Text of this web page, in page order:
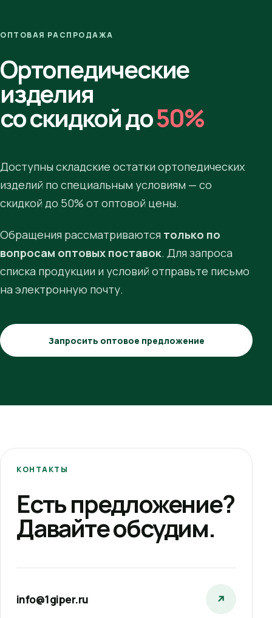
ОПТОВАЯ РАСПРОДАЖА
Ортопедические
изделия
со скидкой до50%
Доступны складские остатки ортопедических
изделий по специальным условиям — со
скидкой до 50% от оптовой цены.
Обращения рассматриваются только по
вопросам оптовых поставок. Для запроса
списка продукции и условий отправьте письмо
на электронную почту.
Запросить оптовое предложение
КОНТАКТЫ
Есть предложение?
Давайте обсудим.
info@1giper.ru ↗